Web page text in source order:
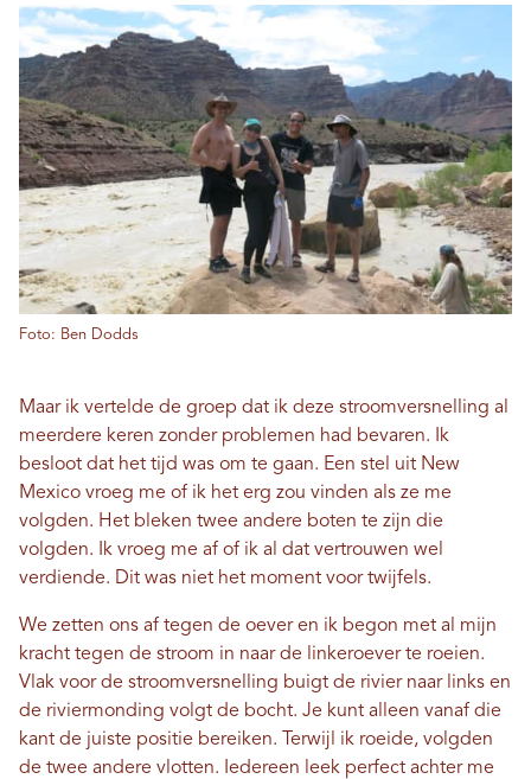
Foto: Ben Dodds
Maar ik vertelde de groep dat ik deze stroomversnelling al
meerdere keren zonder problemen had bevaren. Ik
besloot dat het tijd was om te gaan. Een stel uit New
Mexico vroeg me of ik het erg zou vinden als ze me
volgden. Het bleken twee andere boten te zijn die
volgden. Ik vroeg me af of ik al dat vertrouwen wel
verdiende. Dit was niet het moment voor twijfels.
We zetten ons af tegen de oever en ik begon met al mijn
kracht tegen de stroom in naar de linkeroever te roeien.
Vlak voor de stroomversnelling buigt de rivier naar links en
de riviermonding volgt de bocht. Je kunt alleen vanaf die
kant de juiste positie bereiken. Terwijl ik roeide, volgden
de twee andere vlotten. Iedereen leek perfect achter me